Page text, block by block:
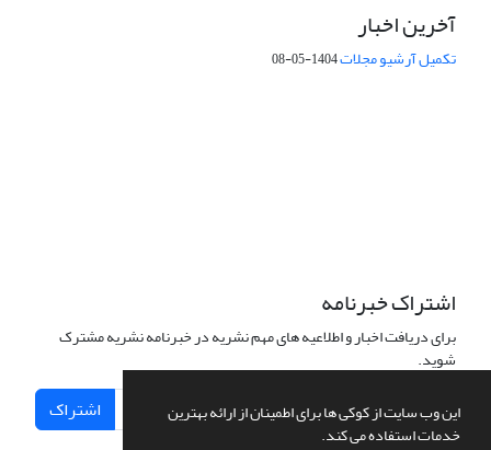
این وب سایت از کوکی ها برای اطمینان از ارائه بهترین
خدمات استفاده می کند.
آخرین اخبار
تکمیل آرشیو مجلات1404-05-08
اشتراک خبرنامه
برای دریافت اخبار و اطلاعیه های مهم نشریه در خبرنامه نشریه مشترک
شوید.
اشتراک